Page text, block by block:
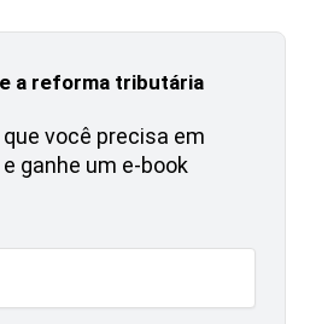
a reforma tributária
você precisa em
ganhe um e-book